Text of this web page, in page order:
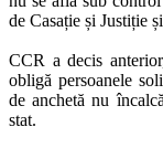
de Casație și Justiție
CCR a decis
obligă persoanele
de anchetă nu
stat.